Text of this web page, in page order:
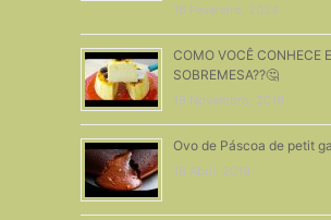
16 Fevereiro, 2024
COMO VOCÊ CONHECE
SOBREMESA??🤔
19 Novembro, 2019
Ovo de Páscoa de petit
18 Abril, 2019